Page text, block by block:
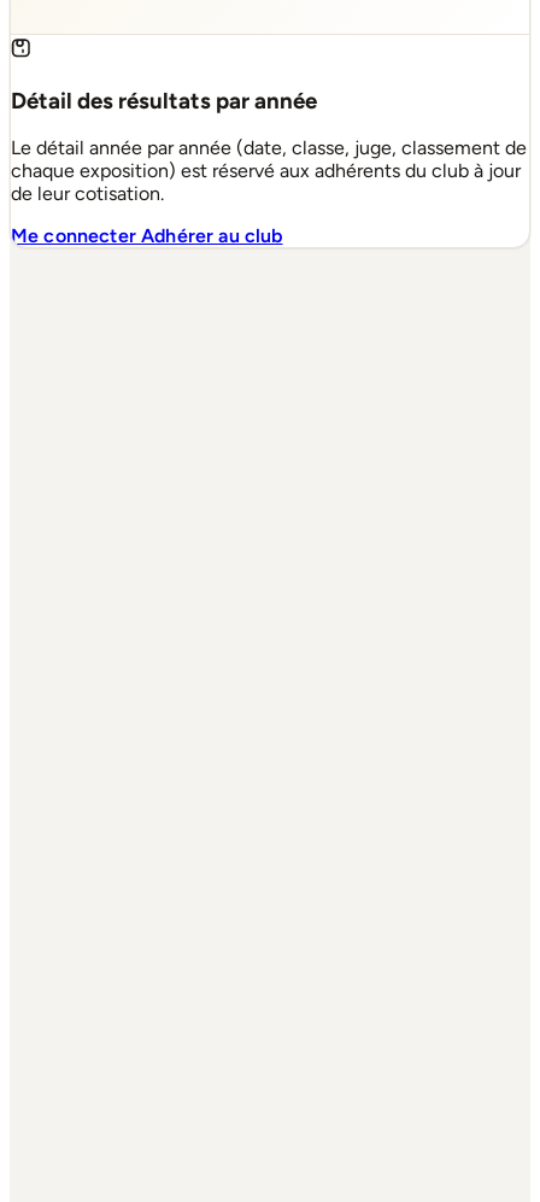
Détail des résultats par année
Le détail année par année (date, classe, juge, classement de
chaque exposition) est réservé aux adhérents du club à jour
de leur cotisation.
Me connecterAdhérer au club